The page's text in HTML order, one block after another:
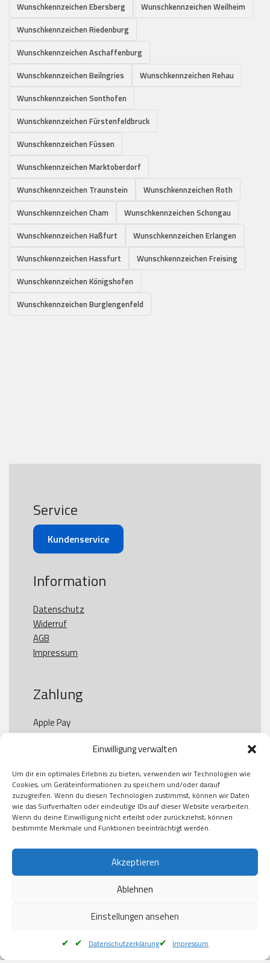
Einwilligung verwalten
Um dir ein optimales Erlebnis zu bieten, verwenden wir Technologien wie
Cookies, um Geräteinformationen zu speichern und/oder darauf
zuzugreifen. Wenn du diesen Technologien zustimmst, können wir Daten
wie das Surfverhalten oder eindeutige IDs auf dieser Website verarbeiten.
Wenn du deine Einwilligung nicht erteilst oder zurückziehst, können
bestimmte Merkmale und Funktionen beeinträchtigt werden.
Akzeptieren
Ablehnen
Einstellungen ansehen
Datenschutzerklärung Impressum
Wunschkennzeichen Ebersberg
Wunschkennzeichen Weilheim
Wunschkennzeichen Riedenburg
Wunschkennzeichen Aschaffenburg
Wunschkennzeichen Beilngries
Wunschkennzeichen Rehau
Wunschkennzeichen Sonthofen
Wunschkennzeichen Fürstenfeldbruck
Wunschkennzeichen Füssen
Wunschkennzeichen Marktoberdorf
Wunschkennzeichen Traunstein
Wunschkennzeichen Roth
Wunschkennzeichen Cham
Wunschkennzeichen Schongau
Wunschkennzeichen Haßfurt
Wunschkennzeichen Erlangen
Wunschkennzeichen Hassfurt
Wunschkennzeichen Freising
Wunschkennzeichen Königshofen
Wunschkennzeichen Burglengenfeld
Service
Kundenservice
Information
Datenschutz
Widerruf
AGB
Impressum
Zahlung
Apple Pay
Paypal
Kauf auf Rechung
Klarna
American Express